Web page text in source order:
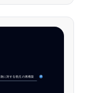
敗に対する視点の再構築 4